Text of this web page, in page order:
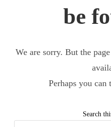
not
We are sorry. But the
not
Perhaps you can
Search